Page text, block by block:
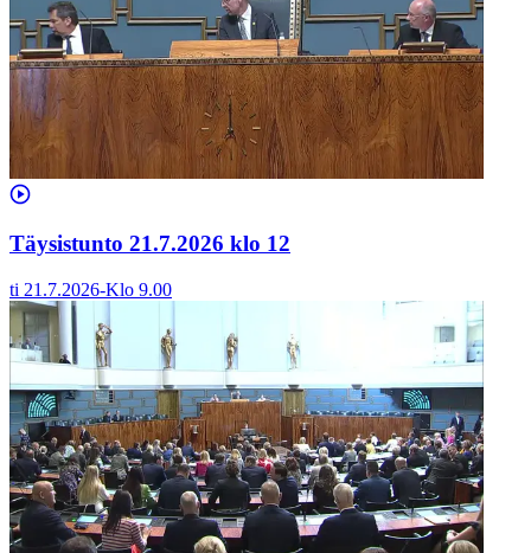
Täysistunto 21.7.2026 klo 12
ti 21.7.2026-Klo 9.00